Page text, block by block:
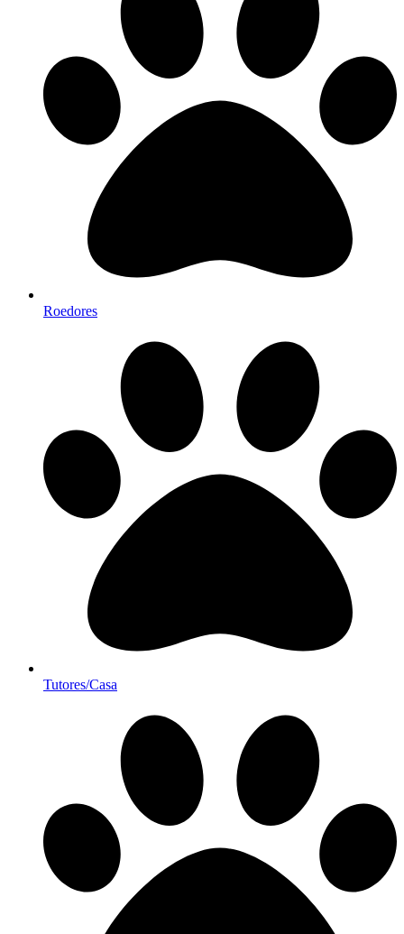
Roedores
Tutores/Casa